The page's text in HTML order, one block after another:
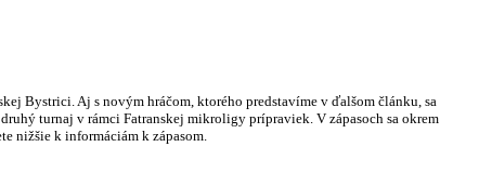
Bystrici. Aj s novým hráčom, ktorého predstavíme v ďalšom článku, sa
turnaj v rámci Fatranskej mikroligy prípraviek. V zápasoch sa okrem
nižšie k informáciám k zápasom.